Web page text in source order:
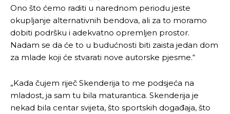
Ono što ćemo raditi u narednom periodu jeste
okupljanje alternativnih bendova, ali za to moramo
dobiti podršku i adekvatno opremljen prostor.
Nadam se da će to u budućnosti biti zaista jedan dom
za mlade koji će stvarati nove autorske pjesme.“
„Kada čujem riječ Skenderija to me podsjeća na
mladost, ja sam tu bila maturantica. Skenderija je
nekad bila centar svijeta, što sportskih događaja, što